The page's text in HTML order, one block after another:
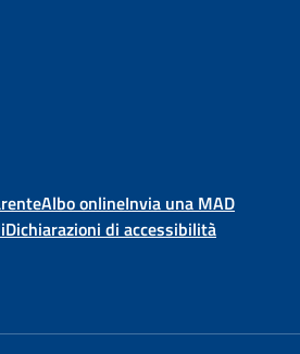
Albo onlineInvia una MAD
Dichiarazioni di accessibilità